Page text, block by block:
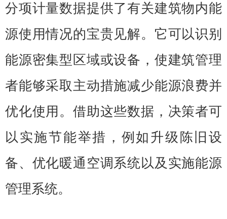
分项计量数据提供了有关建筑物内能
源使用情况的宝贵见解。它可以识别
能源密集型区域或设备，使建筑管理
者能够采取主动措施减少能源浪费并
优化使用。借助这些数据，决策者可
以实施节能举措，例如升级陈旧设
备、优化暖通空调系统以及实施能源
管理系统。